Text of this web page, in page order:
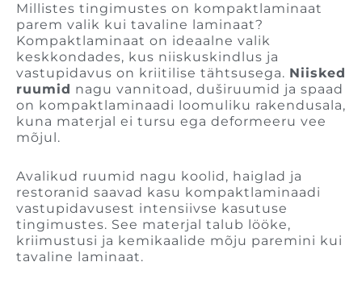
Millistes tingimustes on kompaktlaminaat
parem valik kui tavaline laminaat?
Kompaktlaminaat on ideaalne valik
keskkondades, kus niiskuskindlus ja
vastupidavus on kriitilise tähtsusega. Niisked
ruumid nagu vannitoad, duširuumid ja spaad
on kompaktlaminaadi loomuliku rakendusala,
kuna materjal ei tursu ega deformeeru vee
mõjul.
Avalikud ruumid nagu koolid, haiglad ja
restoranid saavad kasu kompaktlaminaadi
vastupidavusest intensiivse kasutuse
tingimustes. See materjal talub lööke,
kriimustusi ja kemikaalide mõju paremini kui
tavaline laminaat.